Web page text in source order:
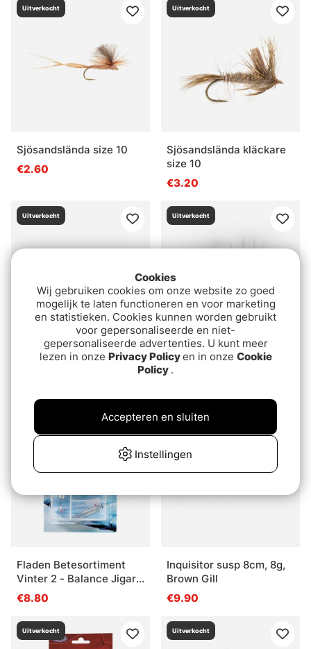
Uitverkocht
Sjösandslända size 10
€2.60
Uitverkocht
Sjösandslända kläckare
size 10
€3.20
Uitverkocht
W Zonker Natural
Uitverkocht
Superpuppa Fiery Brown
# 12
Fladen Betesortiment
Vinter 2 - Balance Jigar
Vertikalpirkar
€8.80
Uitverkocht
Inquisitor susp 8cm, 8g,
Brown Gill
€9.90
Uitverkocht Uitverkocht
Cookies
Wij gebruiken cookies om onze website zo goed
mogelijk te laten functioneren en voor marketing
en statistieken. Cookies kunnen worden gebruikt
voor gepersonaliseerde en niet-
gepersonaliseerde advertenties. U kunt meer
lezen in onze Privacy Policyen in onze Cookie
Policy .
Instellingen
Accepteren en sluiten